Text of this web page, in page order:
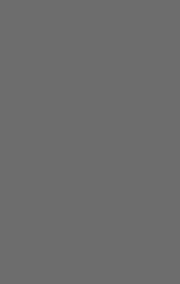
de la
lors de
de près le
et
réservez une
Après